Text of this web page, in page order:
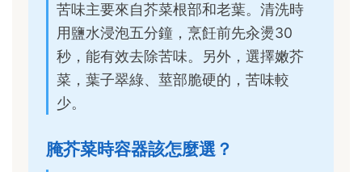
苦味主要來自芥菜根部和老葉。清洗時
用鹽水浸泡五分鐘，烹飪前先汆燙30
秒，能有效去除苦味。另外，選擇嫩芥
菜，葉子翠綠、莖部脆硬的，苦味較
少。
腌芥菜時容器該怎麼選？